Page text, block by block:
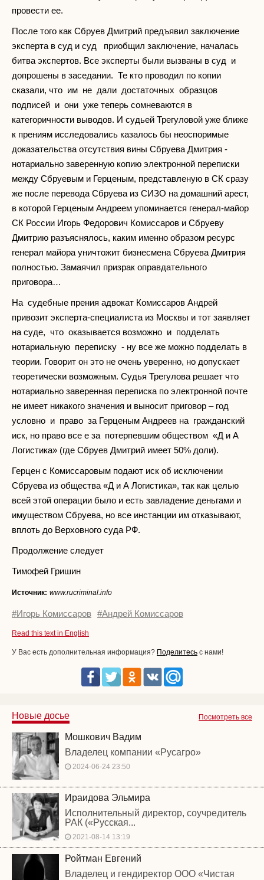
провести ее.
После того как Сбруев Дмитрий предъявил заключение
эксперта в суд и суд приобщил заключение, началась
битва экспертов. Все эксперты были вызваны в суд и
допрошены в заседании. Те кто проводил по копии
сказали, что им не дали достаточных образцов
подписей и они уже теперь сомневаются в
категоричности выводов. И судьей Трегуловой уже ближе
к прениям исследовались казалось бы неоспоримые
доказательства отсутствия вины Сбруева Дмитрия -
нотариально заверенную копию электронной переписки
между Сбруевым и Герценым, представленую в СК сразу
же после перевода Сбруева из СИЗО на домашний арест,
в которой Герценым Андреем упоминается генерал-майор
СК России Игорь Федорович Комиссаров и Сбруеву
Дмитрию разъяснялось, каким именно образом ресурс
генерал майора уничтожит бизнесмена Сбруева Дмитрия
полностью. Замаячил призрак оправдательного
приговора…
На судебные прения адвокат Комиссаров Андрей
привозит эксперта-специалиста из Москвы и тот заявляет
на суде, что оказывается возможно и подделать
нотариальную переписку - ну все же можно подделать в
теории. Говорит он это не очень уверенно, но допускает
теоретически возможным. Судья Трегулова решает что
нотариально заверенная переписка по электронной почте
не имеет никакого значения и выносит приговор – год
условно и право за Герценым Андреев на гражданский
иск, но право все е за потерпевшим обществом «Д и А
Логистика» (где Сбруев Дмитрий имеет 50% доли).
Герцен с Комиссаровым подают иск об исключении
Сбруева из общества «Д и А Логистика», так как целью
всей этой операции было и есть завладение деньгами и
имуществом Сбруева, но все инстанции им отказывают,
вплоть до Верховного суда РФ.
Продолжение следует
Тимофей Гришин
Источник: www.rucriminal.info
#Игорь Комиссаров #Андрей Комиссаров
Read this text in English
У Вас есть дополнительная информация? Поделитесь с нами!
Посмотреть все
Новые досье
Мошкович Вадим
Владелец компании «Русагро»
2024-06-24 23:50
Ираидова Эльмира
Исполнительный директор, соучредитель
РАК («Русская...
2021-08-14 13:19
Ройтман Евгений
Владелец и гендиректор ООО «Чистая